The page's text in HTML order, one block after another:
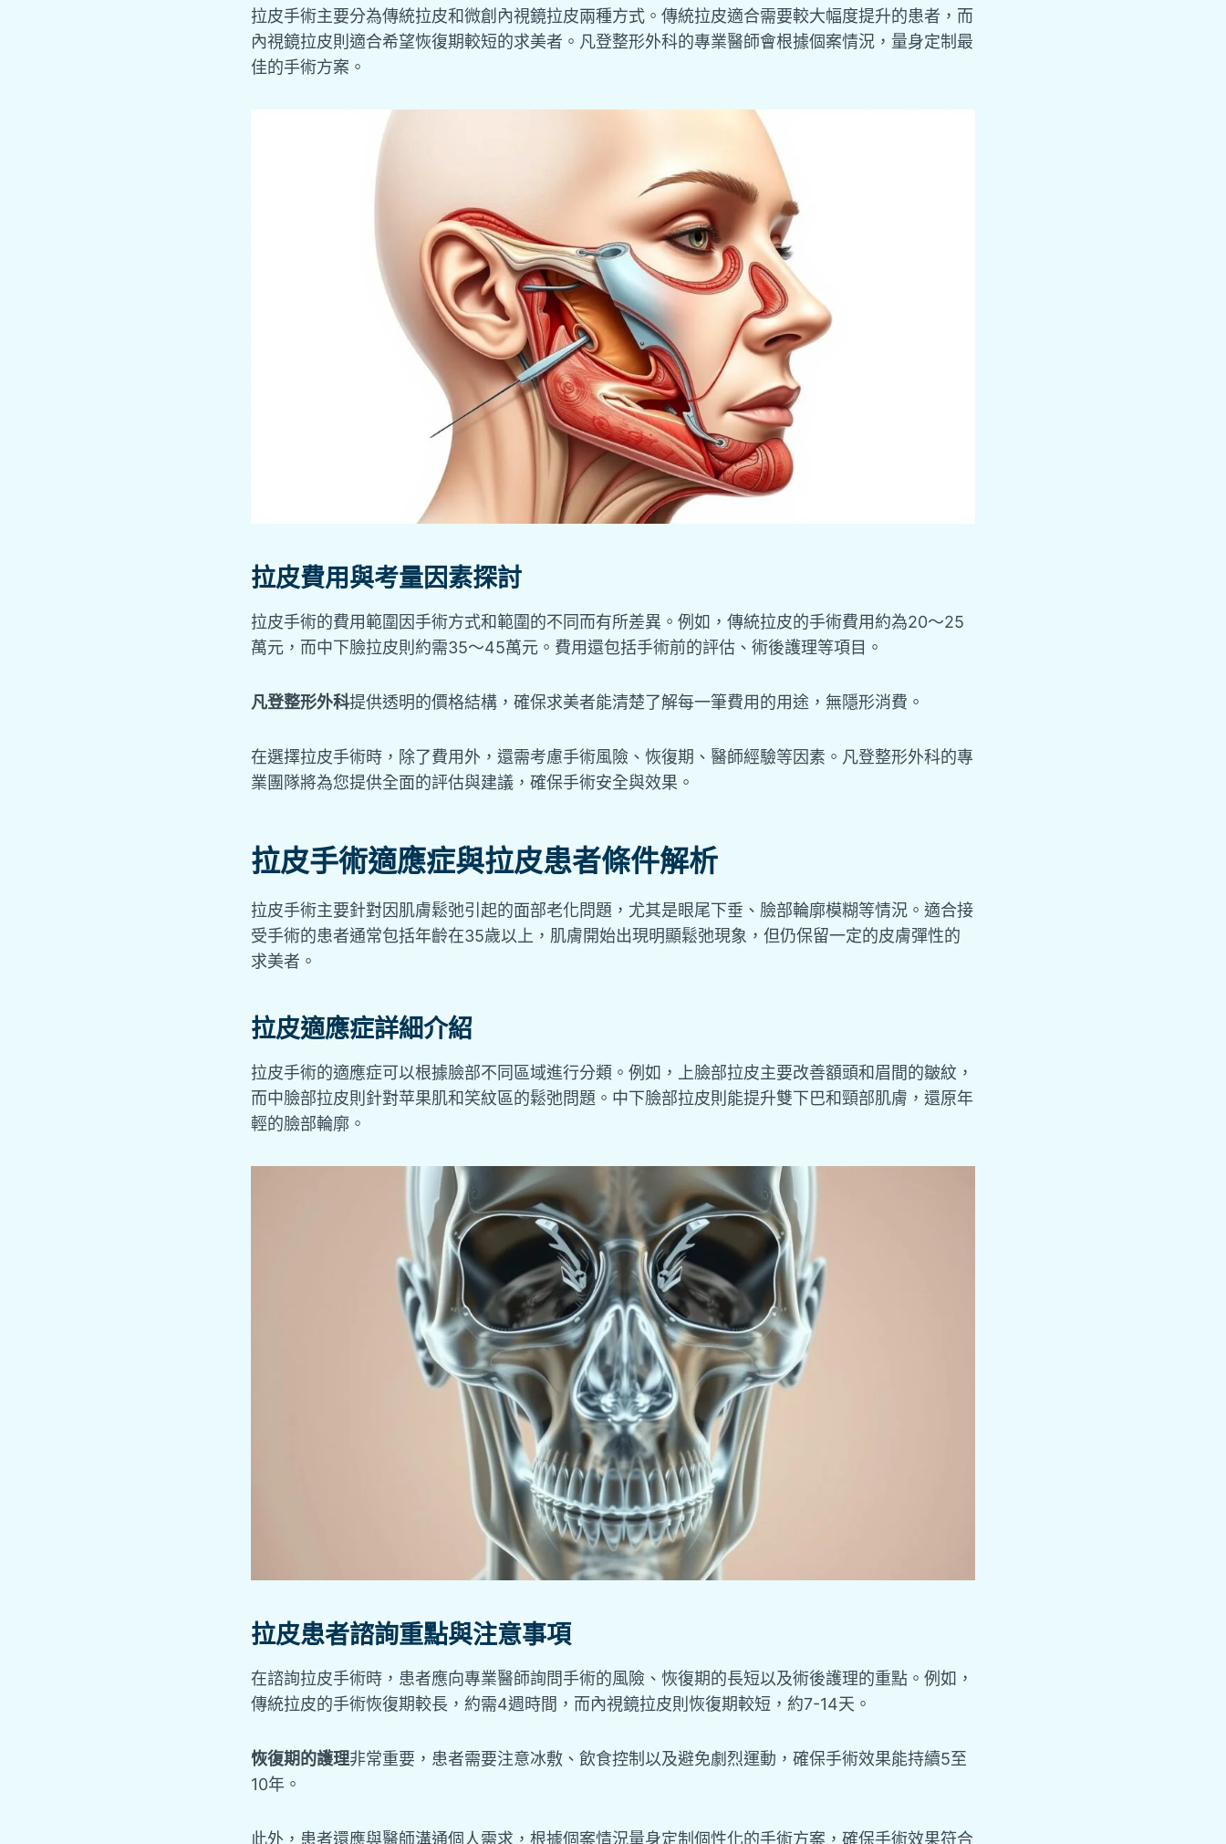
拉皮手術主要分為傳統拉皮和微創內視鏡拉皮兩種方式。傳統拉皮適合需要較大幅度提升的患者，而
內視鏡拉皮則適合希望恢復期較短的求美者。凡登整形外科的專業醫師會根據個案情況，量身定制最
佳的手術方案。
拉皮費用與考量因素探討
拉皮手術的費用範圍因手術方式和範圍的不同而有所差異。例如，傳統拉皮的手術費用約為20～25
萬元，而中下臉拉皮則約需35～45萬元。費用還包括手術前的評估、術後護理等項目。
凡登整形外科提供透明的價格結構，確保求美者能清楚了解每一筆費用的用途，無隱形消費。
在選擇拉皮手術時，除了費用外，還需考慮手術風險、恢復期、醫師經驗等因素。凡登整形外科的專
業團隊將為您提供全面的評估與建議，確保手術安全與效果。
拉皮手術適應症與拉皮患者條件解析
拉皮手術主要針對因肌膚鬆弛引起的面部老化問題，尤其是眼尾下垂、臉部輪廓模糊等情況。適合接
受手術的患者通常包括年齡在35歲以上，肌膚開始出現明顯鬆弛現象，但仍保留一定的皮膚彈性的
求美者。
拉皮適應症詳細介紹
拉皮手術的適應症可以根據臉部不同區域進行分類。例如，上臉部拉皮主要改善額頭和眉間的皺紋，
而中臉部拉皮則針對苹果肌和笑紋區的鬆弛問題。中下臉部拉皮則能提升雙下巴和頸部肌膚，還原年
輕的臉部輪廓。
拉皮患者諮詢重點與注意事項
在諮詢拉皮手術時，患者應向專業醫師詢問手術的風險、恢復期的長短以及術後護理的重點。例如，
傳統拉皮的手術恢復期較長，約需4週時間，而內視鏡拉皮則恢復期較短，約7-14天。
恢復期的護理非常重要，患者需要注意冰敷、飲食控制以及避免劇烈運動，確保手術效果能持續5至
10年。
此外，患者還應與醫師溝通個人需求，根據個案情況量身定制個性化的手術方案，確保手術效果符合